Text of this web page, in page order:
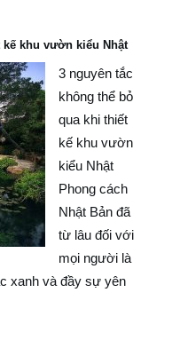
khu vườn kiểu Nhật
3 nguyên tắc
không thể bỏ
qua khi thiết
kế khu vườn
kiểu Nhật
Phong cách
Nhật Bản đã
từ lâu đối với
mọi người là
xanh và đầy sự yên